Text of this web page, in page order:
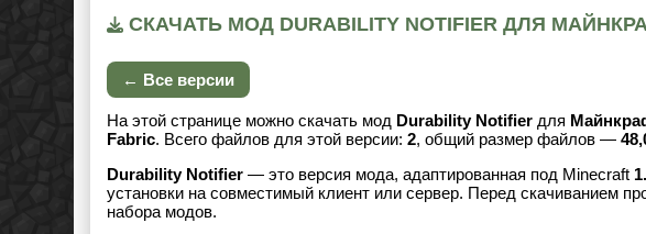
СКАЧАТЬ МОД DURABILITY NOTIFIER ДЛЯ
← Все версии
На этой странице можно скачать мод Durability Notifier для
Fabric. Всего файлов для этой версии: 2, общий размер файлов —
Durability Notifier — это версия мода, адаптированная под Minecraft
установки на совместимый клиент или сервер. Перед скачиванием
набора модов.